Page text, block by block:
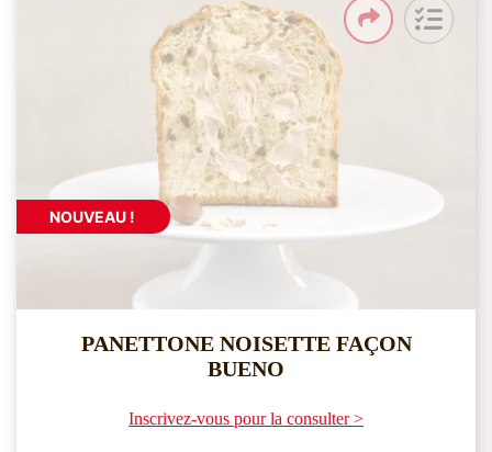
NOUVEAU !
PANETTONE NOISETTE FAÇON
BUENO
Inscrivez-vous pour la consulter >